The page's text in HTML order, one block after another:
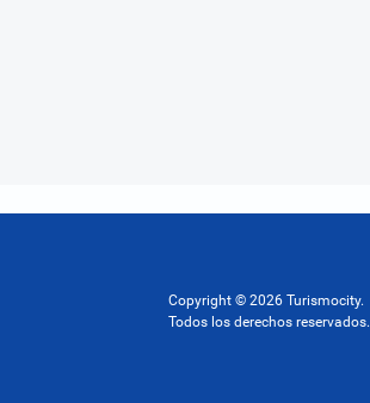
Copyright © 2026 Turismocity.
Todos los derechos reservados.